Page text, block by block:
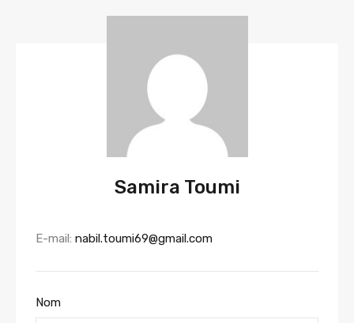
Samira Toumi
E-mail: nabil.toumi69@gmail.com
Nom